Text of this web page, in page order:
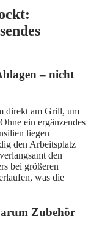
– nicht
direkt am Grill, um
ein ergänzendes
liegen
den Arbeitsplatz
den
bei größeren
was die
Zubehör